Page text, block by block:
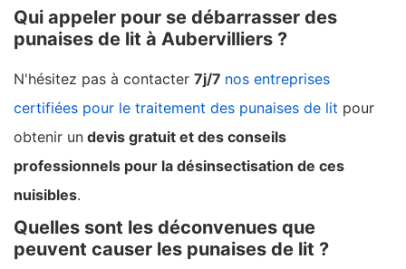
Qui appeler pour se débarrasser des
punaises de lit à Aubervilliers ?
N'hésitez pas à contacter 7j/7 nos entreprises
certifiées pour le traitement des punaises de lit pour
obtenir un devis gratuit et des conseils
professionnels pour la désinsectisation de ces
nuisibles.
Quelles sont les déconvenues que
peuvent causer les punaises de lit ?